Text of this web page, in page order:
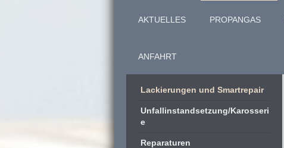
AKTUELLES PROPANGAS
ANFAHRT
Lackierungen und Smartrepair
Unfallinstandsetzung/Karosseri
e
Reparaturen